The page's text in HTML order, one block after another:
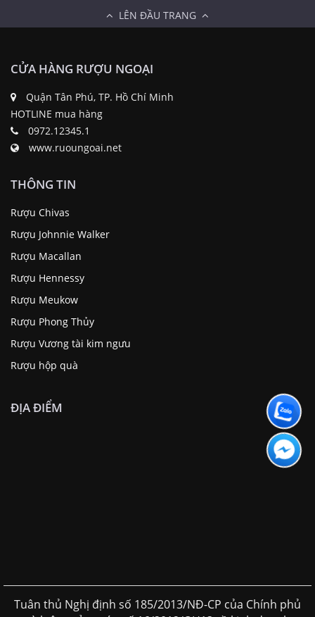
LÊN ĐẦU TRANG
CỬA HÀNG RƯỢU NGOẠI
Quận Tân Phú, TP. Hồ Chí Minh
HOTLINE mua hàng
0972.12345.1
www.ruoungoai.net
THÔNG TIN
Rượu Chivas
Rượu Johnnie Walker
Rượu Macallan
Rượu Hennessy
Rượu Meukow
Rượu Phong Thủy
Rượu Vương tài kim ngưu
Rượu hộp quà
ĐỊA ĐIỂM
Tuân thủ Nghị định số 185/2013/NĐ-CP của Chính phủ